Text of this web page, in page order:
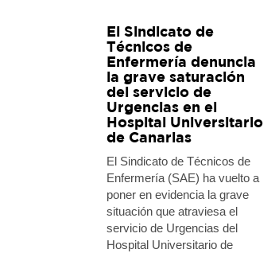
El Sindicato de
Técnicos de
Enfermería denuncia
la grave saturación
del servicio de
Urgencias en el
Hospital Universitario
de Canarias
El Sindicato de Técnicos de
Enfermería (SAE) ha vuelto a
poner en evidencia la grave
situación que atraviesa el
servicio de Urgencias del
Hospital Universitario de